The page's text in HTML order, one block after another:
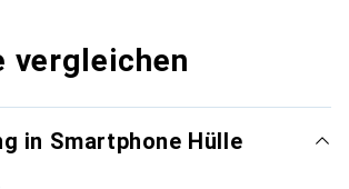
vergleichen
in Smartphone Hülle